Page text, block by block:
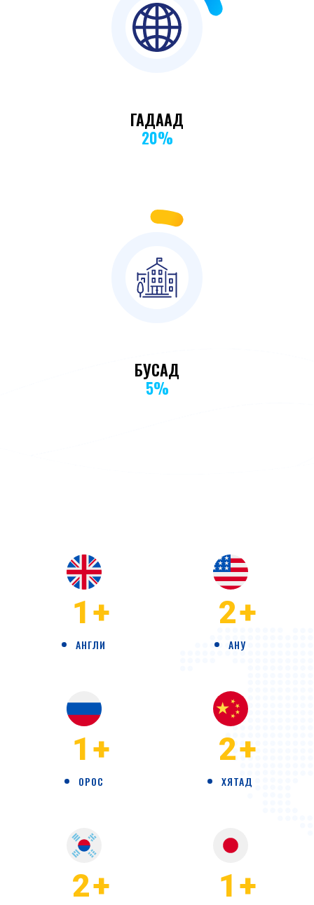
20%
ГАДААД
20%
5%
БУСАД
5%
1 +
АНГЛИ
2+
АНУ
1 +
ОРОС
2+
ХЯТАД
2+ 1 +